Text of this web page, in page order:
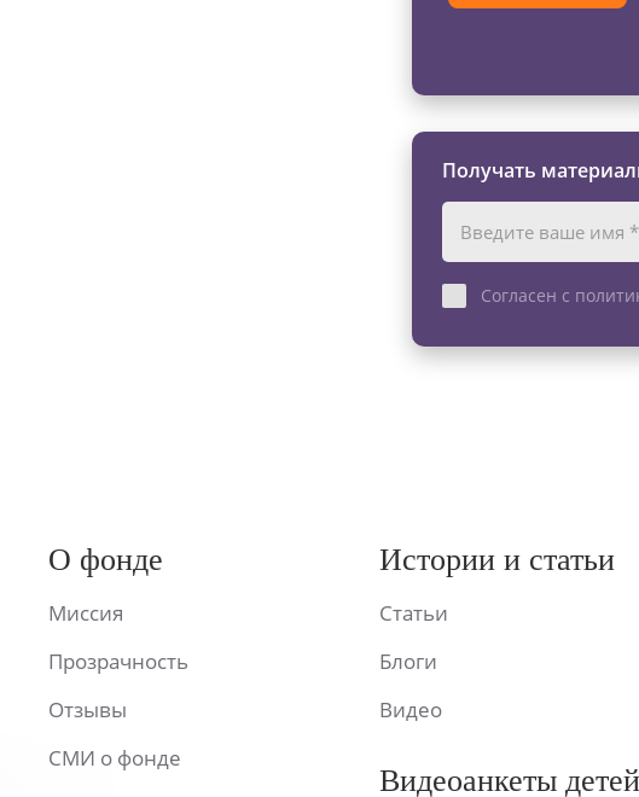
Получать
Согласен с
О фонде
Миссия
Прозрачность
Отзывы
СМИ о фонде
Истории и статьи
Статьи
Блоги
Видео
Видеоанкеты